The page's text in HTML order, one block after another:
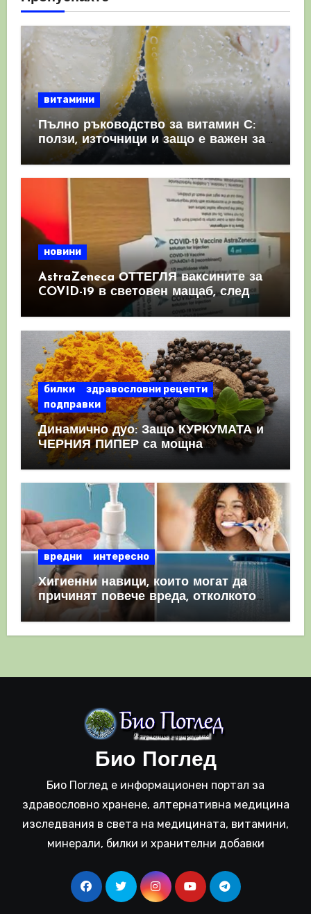
витамини
Пълно ръководство за витамин С:
ползи, източници и защо е важен за
имунната система
новини
AstraZeneca ОТТЕГЛЯ ваксините за
COVID-19 в световен мащаб, след
като призна, че те причиняват
билки
здравословни рецепти
подправки
Динамично дуо: Защо КУРКУМАТА и
ЧЕРНИЯ ПИПЕР са мощна
комбинация
вредни интересно
Хигиенни навици, които могат да
причинят повече вреда, отколкото
полза
Био Поглед
Био Поглед е информационен портал за
здравословно хранене, алтернативна медицина
изследвания в света на медицината, витамини,
минерали, билки и хранителни добавки